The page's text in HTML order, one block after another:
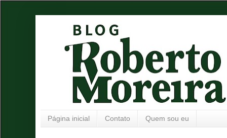
Página inicial Contato Quem sou eu